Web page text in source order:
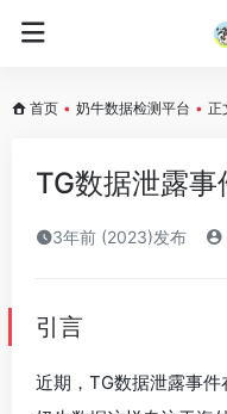
首页 • 奶牛数据检测平台 • 正
TG数据泄露
3年前 (2023)发布
引言
近期，TG数据泄露事